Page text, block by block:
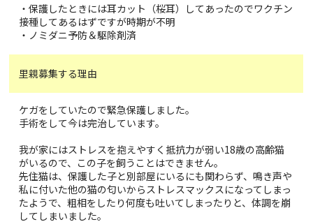
・保護したときには耳カット（桜耳）してあったのでワクチン
接種してあるはずですが時期が不明
・ノミダニ予防＆駆除剤済
里親募集する理由
ケガをしていたので緊急保護しました。
手術をして今は完治しています。
我が家にはストレスを抱えやすく抵抗力が弱い18歳の高齢猫
がいるので、この子を飼うことはできません。
先住猫は、保護した子と別部屋にいるにも関わらず、鳴き声や
私に付いた他の猫の匂いからストレスマックスになってしまっ
たようで、粗相をしたり何度も吐いてしまったりと、体調を崩
してしまいました。